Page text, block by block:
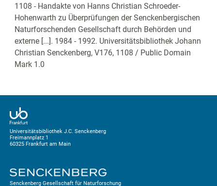
1108 - Handakte von Hanns Christian Schroeder-
Hohenwarth zu Überprüfungen der Senckenbergischen
Naturforschenden Gesellschaft durch Behörden und
externe [...]. 1984 - 1992. Universitätsbibliothek Johann
Christian Senckenberg, V176, 1108 / Public Domain
Mark 1.0
Universitätsbibliothek J.C. Senckenberg
Freimannplatz 1
60325 Frankfurt am Main
Senckenberg Gesellschaft für Naturforschung